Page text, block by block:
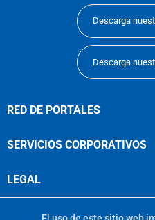
Descarga
Descarga
RED DE PORTALES
SERVICIOS CORPORATIVOS
LEGAL